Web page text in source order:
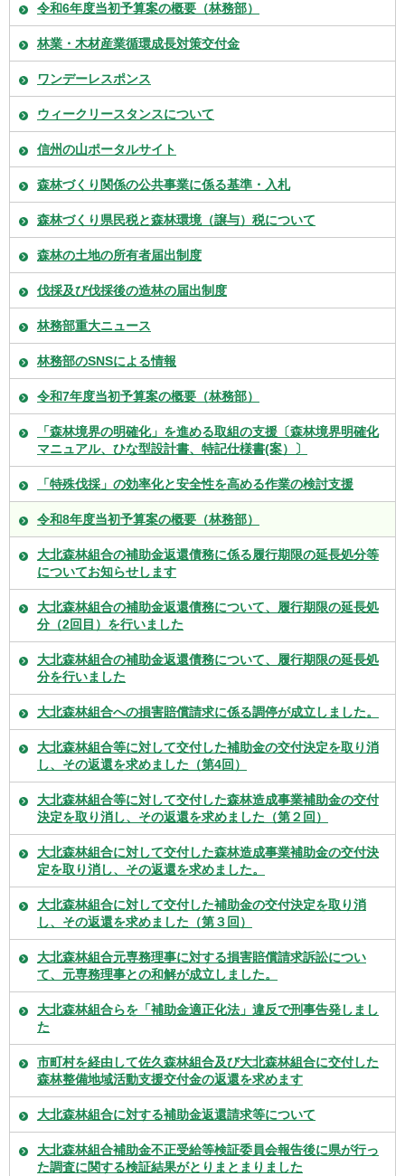
令和6年度当初予算案の概要（林務部）
林業・木材産業循環成長対策交付金
ワンデーレスポンス
ウィークリースタンスについて
信州の山ポータルサイト
森林づくり関係の公共事業に係る基準・入札
森林づくり県民税と森林環境（譲与）税について
森林の土地の所有者届出制度
伐採及び伐採後の造林の届出制度
林務部重大ニュース
林務部のSNSによる情報
令和7年度当初予算案の概要（林務部）
「森林境界の明確化」を進める取組の支援〔森林境界明確化
マニュアル、ひな型設計書、特記仕様書(案）〕
「特殊伐採」の効率化と安全性を高める作業の検討支援
令和8年度当初予算案の概要（林務部）
大北森林組合の補助金返還債務に係る履行期限の延長処分等
についてお知らせします
大北森林組合の補助金返還債務について、履行期限の延長処
分（2回目）を行いました
大北森林組合の補助金返還債務について、履行期限の延長処
分を行いました
大北森林組合への損害賠償請求に係る調停が成立しました。
大北森林組合等に対して交付した補助金の交付決定を取り消
し、その返還を求めました（第4回）
大北森林組合等に対して交付した森林造成事業補助金の交付
決定を取り消し、その返還を求めました（第２回）
大北森林組合に対して交付した森林造成事業補助金の交付決
定を取り消し、その返還を求めました。
大北森林組合に対して交付した補助金の交付決定を取り消
し、その返還を求めました（第３回）
大北森林組合元専務理事に対する損害賠償請求訴訟につい
て、元専務理事との和解が成立しました。
大北森林組合らを「補助金適正化法」違反で刑事告発しまし
た
市町村を経由して佐久森林組合及び大北森林組合に交付した
森林整備地域活動支援交付金の返還を求めます
大北森林組合に対する補助金返還請求等について
大北森林組合補助金不正受給等検証委員会報告後に県が行っ
た調査に関する検証結果がとりまとまりました